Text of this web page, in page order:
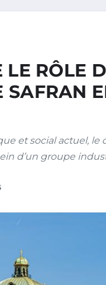
LE RÔLE
SAFRAN
et social actuel, le
d’un groupe